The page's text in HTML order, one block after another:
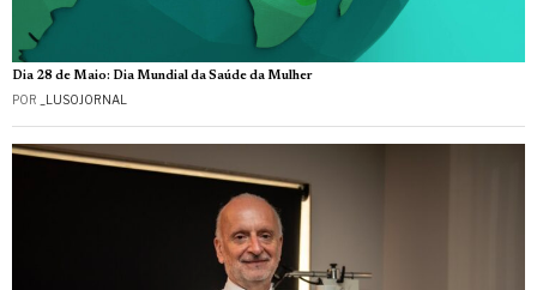
Dia 28 de Maio: Dia Mundial da Saúde da Mulher
POR _LUSOJORNAL